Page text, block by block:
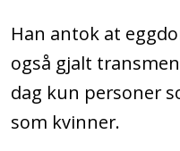
Han antok at
også gjalt
dag kun personer
som kvinner.